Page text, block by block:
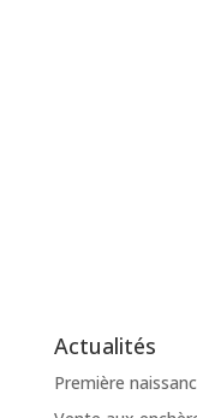
Actualités
Première